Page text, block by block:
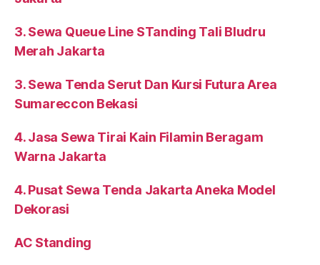
3. Sewa Queue Line STanding Tali Bludru
Merah Jakarta
3. Sewa Tenda Serut Dan Kursi Futura Area
Sumareccon Bekasi
4. Jasa Sewa Tirai Kain Filamin Beragam
Warna Jakarta
4. Pusat Sewa Tenda Jakarta Aneka Model
Dekorasi
AC Standing